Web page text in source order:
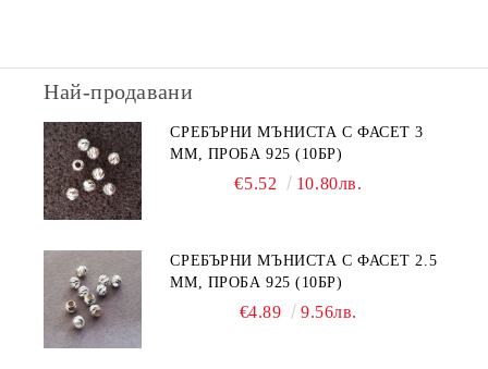
Най-продавани
СРЕБЪРНИ МЪНИСТА С ФАСЕТ 3
ММ, ПРОБА 925 (10БР)
€5.52 10.80лв.
СРЕБЪРНИ МЪНИСТА С ФАСЕТ 2.5
ММ, ПРОБА 925 (10БР)
€4.89 9.56лв.